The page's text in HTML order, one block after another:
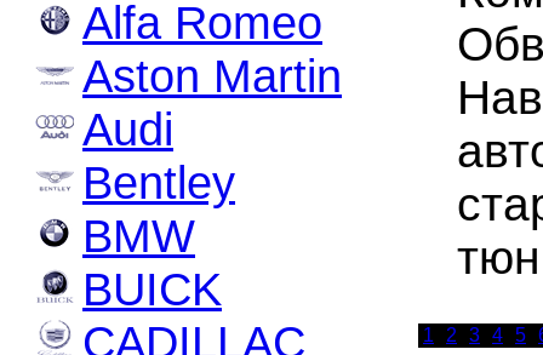
Alfa Romeo
Aston Martin
Audi
Bentley
BMW
BUICK
CADILLAC
1 2 3 4 5